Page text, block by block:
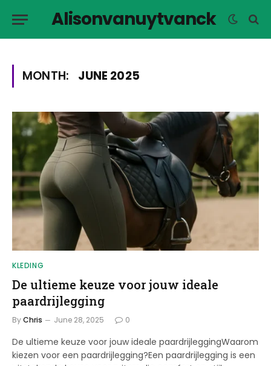
Alisonvanuytvanck
MONTH: JUNE 2025
KLEDING
De ultieme keuze voor jouw ideale
paardrijlegging
ByChris June 28, 2025 0
De ultieme keuze voor jouw ideale paardrijleggingWaarom
kiezen voor een paardrijlegging?Een paardrijlegging is een